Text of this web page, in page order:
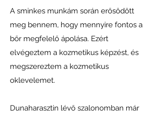
A sminkes munkám során erősödött
meg bennem, hogy mennyire fontos a
bőr megfelelő ápolása. Ezért
elvégeztem a kozmetikus képzést, és
megszereztem a kozmetikus
oklevelemet.
Dunaharasztin lévő szalonomban már